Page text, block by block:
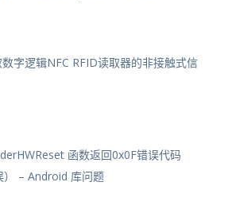
字逻辑NFC RFID读取器的非接触式信
函数返回0x0F错误代码
） – Android 库问题